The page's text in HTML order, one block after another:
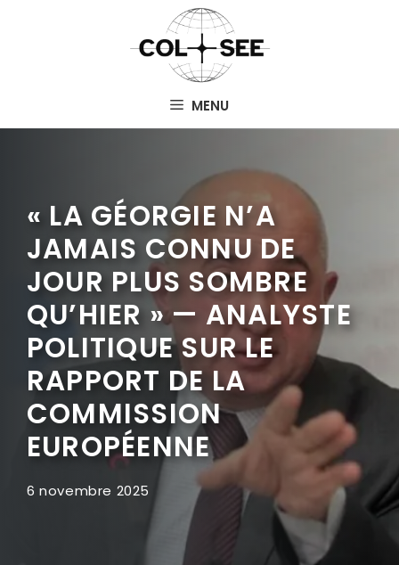
MENU
« LA GÉORGIE N’A
JAMAIS CONNU DE
JOUR PLUS SOMBRE
QU’HIER » — ANALYSTE
POLITIQUE SUR LE
RAPPORT DE LA
COMMISSION
EUROPÉENNE
6 novembre 2025